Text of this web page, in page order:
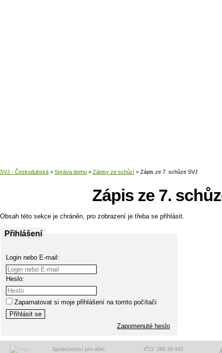
Zápis ze 7.
Obsah této sekce je chráněn, pro zobrazení je třeba se přihlásit.
Přihlášení
Login nebo E-mail:
Heslo:
Zapamatovat si moje přihlášení na tomto počítači
Zapomenuté heslo
Společenství pro dům
IČO: 289 39 492